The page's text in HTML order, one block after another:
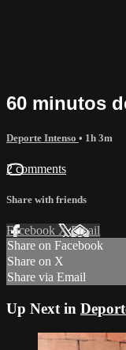
60 minutos
Deporte Intenso • 1h 3m
2 comments
Share with friends
Facebook XEmail
Share on Facebook
Share on X
Share via Email
Up Next in